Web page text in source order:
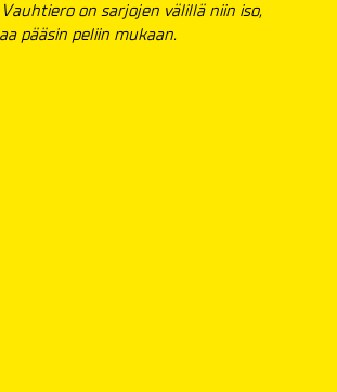
on sarjojen välillä niin iso,
pääsin peliin mukaan.